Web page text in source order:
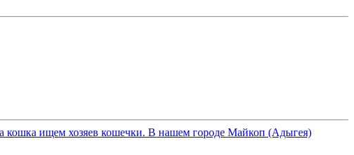
ищем хозяев кошечки. В нашем городе Майкоп (Адыгея)